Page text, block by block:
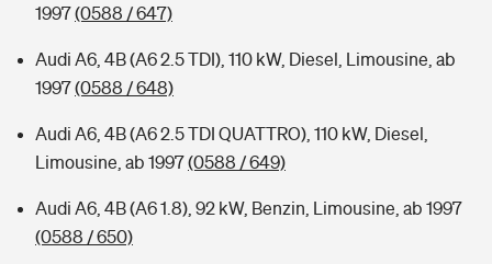
1997(0588 / 647)
Audi A6, 4B (A6 2.5 TDI), 110 kW, Diesel, Limousine, ab
1997(0588 / 648)
Audi A6, 4B (A6 2.5 TDI QUATTRO), 110 kW, Diesel,
Limousine, ab 1997(0588 / 649)
Audi A6, 4B (A6 1.8), 92 kW, Benzin, Limousine, ab 1997
(0588 / 650)